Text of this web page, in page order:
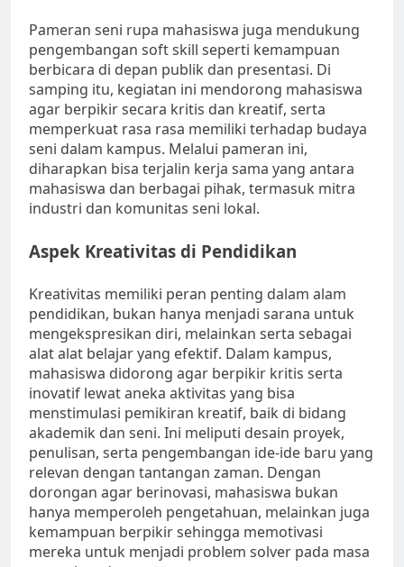
Pameran seni rupa mahasiswa juga mendukung
pengembangan soft skill seperti kemampuan
berbicara di depan publik dan presentasi. Di
samping itu, kegiatan ini mendorong mahasiswa
agar berpikir secara kritis dan kreatif, serta
memperkuat rasa rasa memiliki terhadap budaya
seni dalam kampus. Melalui pameran ini,
diharapkan bisa terjalin kerja sama yang antara
mahasiswa dan berbagai pihak, termasuk mitra
industri dan komunitas seni lokal.
Aspek Kreativitas di Pendidikan
Kreativitas memiliki peran penting dalam alam
pendidikan, bukan hanya menjadi sarana untuk
mengekspresikan diri, melainkan serta sebagai
alat alat belajar yang efektif. Dalam kampus,
mahasiswa didorong agar berpikir kritis serta
inovatif lewat aneka aktivitas yang bisa
menstimulasi pemikiran kreatif, baik di bidang
akademik dan seni. Ini meliputi desain proyek,
penulisan, serta pengembangan ide-ide baru yang
relevan dengan tantangan zaman. Dengan
dorongan agar berinovasi, mahasiswa bukan
hanya memperoleh pengetahuan, melainkan juga
kemampuan berpikir sehingga memotivasi
mereka untuk menjadi problem solver pada masa